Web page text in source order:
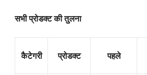
सभी प्रोडक्ट की तुलना
कैटेगरी प्रोडक्ट पहले